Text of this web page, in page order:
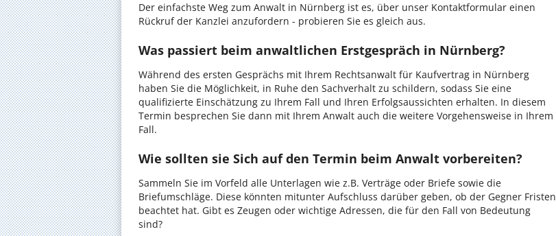
Der einfachste Weg zum Anwalt in Nürnberg ist es, über unser Kontaktformular einen
Rückruf der Kanzlei anzufordern - probieren Sie es gleich aus.
Was passiert beim anwaltlichen Erstgespräch in Nürnberg?
Während des ersten Gesprächs mit Ihrem Rechtsanwalt für Kaufvertrag in Nürnberg
haben Sie die Möglichkeit, in Ruhe den Sachverhalt zu schildern, sodass Sie eine
qualifizierte Einschätzung zu Ihrem Fall und Ihren Erfolgsaussichten erhalten. In diesem
Termin besprechen Sie dann mit Ihrem Anwalt auch die weitere Vorgehensweise in Ihrem
Fall.
Wie sollten sie Sich auf den Termin beim Anwalt vorbereiten?
Sammeln Sie im Vorfeld alle Unterlagen wie z.B. Verträge oder Briefe sowie die
Briefumschläge. Diese könnten mitunter Aufschluss darüber geben, ob der Gegner Fristen
beachtet hat. Gibt es Zeugen oder wichtige Adressen, die für den Fall von Bedeutung
sind?